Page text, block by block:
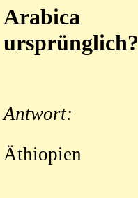
Arabica
ursprünglich?
Antwort:
Äthiopien